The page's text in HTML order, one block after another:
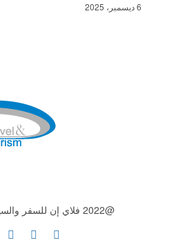
6 ديسمبر، 2025
@2022 فلاي إن للسفر والسياحة، جميع الحقوق محفوظة.